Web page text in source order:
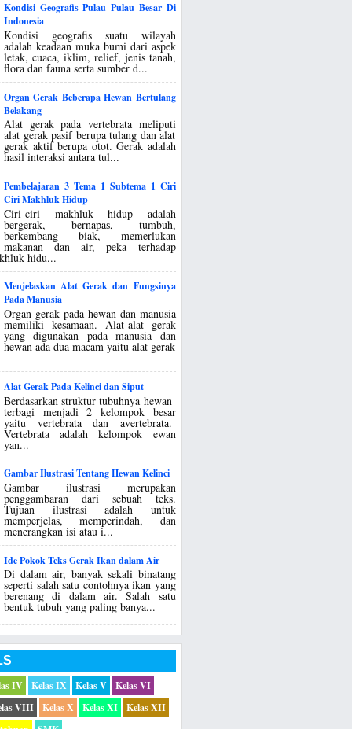
Kondisi Geografis Pulau Pulau Besar Di
Indonesia
Kondisi geografis suatu wilayah
adalah keadaan muka bumi dari aspek
letak, cuaca, iklim, relief, jenis tanah,
flora dan fauna serta sumber d...
Organ Gerak Beberapa Hewan Bertulang
Belakang
Alat gerak pada vertebrata meliputi
alat gerak pasif berupa tulang dan alat
gerak aktif berupa otot. Gerak adalah
hasil interaksi antara tul...
Pembelajaran 3 Tema 1 Subtema 1 Ciri
Ciri Makhluk Hidup
Ciri-ciri makhluk hidup adalah
bergerak, bernapas, tumbuh,
berkembang biak, memerlukan
makanan dan air, peka terhadap
hidu...
Menjelaskan Alat Gerak dan Fungsinya
Pada Manusia
Organ gerak pada hewan dan manusia
memiliki kesamaan. Alat-alat gerak
yang digunakan pada manusia dan
hewan ada dua macam yaitu alat gerak
Alat Gerak Pada Kelinci dan Siput
Berdasarkan struktur tubuhnya hewan
terbagi menjadi 2 kelompok besar
yaitu vertebrata dan avertebrata.
Vertebrata adalah kelompok ewan
yan...
Gambar Ilustrasi Tentang Hewan Kelinci
Gambar ilustrasi merupakan
penggambaran dari sebuah teks.
Tujuan ilustrasi adalah untuk
memperjelas, memperindah, dan
menerangkan isi atau i...
Ide Pokok Teks Gerak Ikan dalam Air
Di dalam air, banyak sekali binatang
seperti salah satu contohnya ikan yang
berenang di dalam air. Salah satu
bentuk tubuh yang paling banya...
IV Kelas IX Kelas V
Kelas VI
VIII Kelas X Kelas XI
Kelas XII